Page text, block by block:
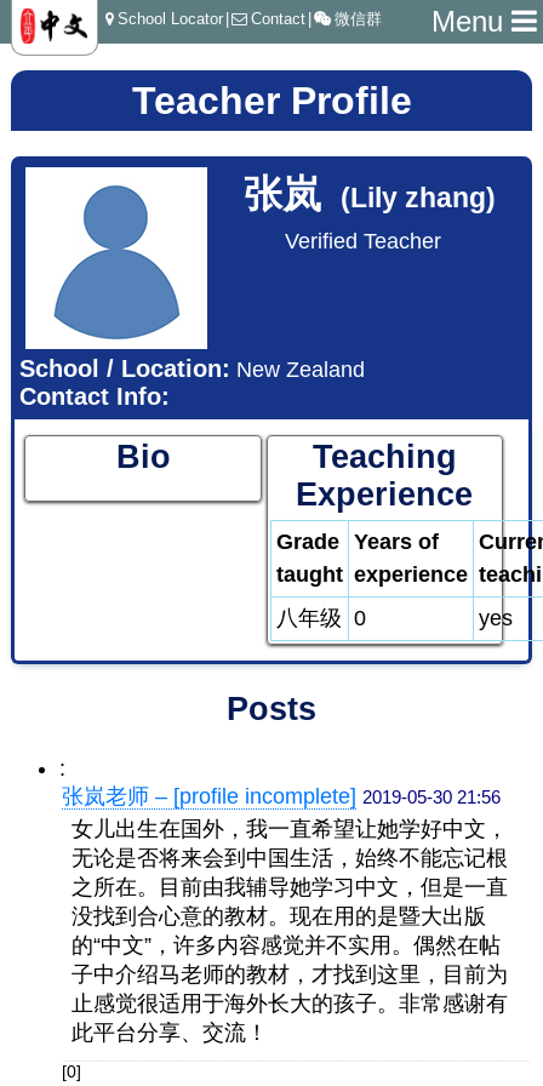
Menu
School Locator Contact 微信群
Teacher Profile
张岚 (Lily zhang)
Verified Teacher
School / Location: New Zealand
Contact Info:
Bio
Teaching
Experience
Grade
taught
Years of
experience
八年级 0 yes
Posts
:
张岚老师 – [profile incomplete] 2019-05-30 21:56
女儿出生在国外，我一直希望让她学好中文，
无论是否将来会到中国生活，始终不能忘记根
之所在。目前由我辅导她学习中文，但是一直
没找到合心意的教材。现在用的是暨大出版
的“中文”，许多内容感觉并不实用。偶然在帖
子中介绍马老师的教材，才找到这里，目前为
止感觉很适用于海外长大的孩子。非常感谢有
此平台分享、交流！
[0]